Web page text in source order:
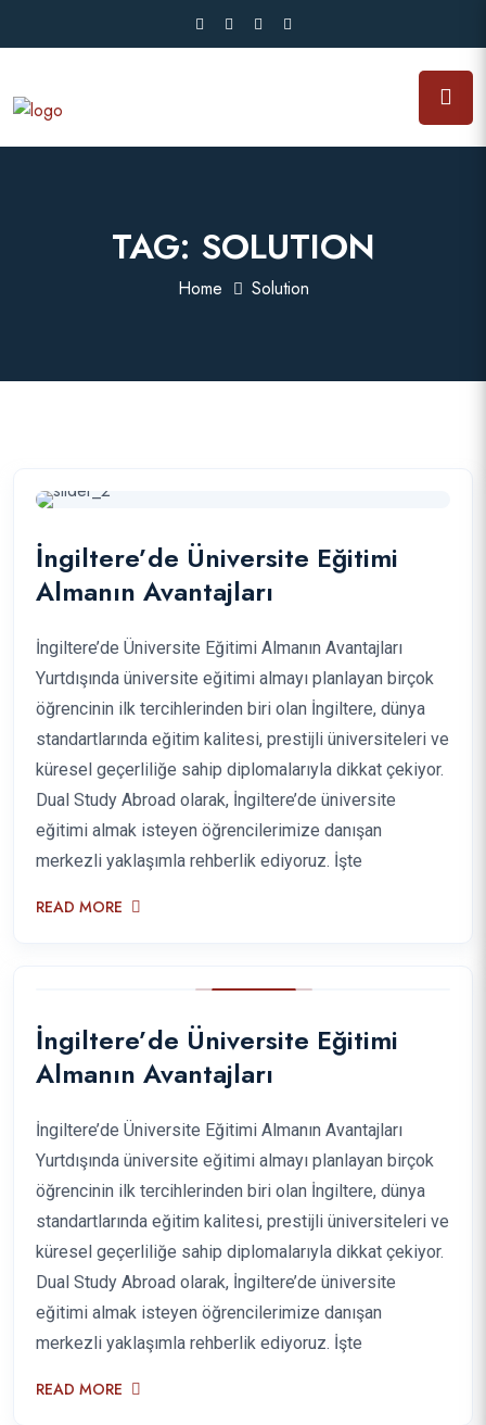
TAG: SOLUTION
Home Solution
İngiltere’de Üniversite Eğitimi
Almanın Avantajları
İngiltere’de Üniversite Eğitimi Almanın Avantajları
Yurtdışında üniversite eğitimi almayı planlayan birçok
öğrencinin ilk tercihlerinden biri olan İngiltere, dünya
standartlarında eğitim kalitesi, prestijli üniversiteleri ve
küresel geçerliliğe sahip diplomalarıyla dikkat çekiyor.
Dual Study Abroad olarak, İngiltere’de üniversite
eğitimi almak isteyen öğrencilerimize danışan
merkezli yaklaşımla rehberlik ediyoruz. İşte
READ MORE
İngiltere’de Üniversite Eğitimi
Almanın Avantajları
İngiltere’de Üniversite Eğitimi Almanın Avantajları
Yurtdışında üniversite eğitimi almayı planlayan birçok
öğrencinin ilk tercihlerinden biri olan İngiltere, dünya
standartlarında eğitim kalitesi, prestijli üniversiteleri ve
küresel geçerliliğe sahip diplomalarıyla dikkat çekiyor.
Dual Study Abroad olarak, İngiltere’de üniversite
eğitimi almak isteyen öğrencilerimize danışan
merkezli yaklaşımla rehberlik ediyoruz. İşte
READ MORE